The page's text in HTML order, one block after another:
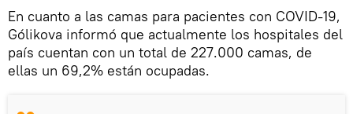
En cuanto a las camas para pacientes con COVID-19,
Gólikova informó que actualmente los hospitales del
país cuentan con un total de 227.000 camas, de
ellas un 69,2% están ocupadas.